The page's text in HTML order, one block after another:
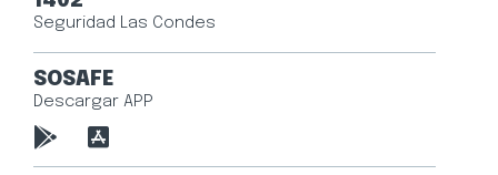
Seguridad Las Condes
SOSAFE
Descargar APP